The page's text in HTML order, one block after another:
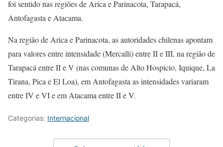
foi sentido nas regiões de Arica e Parinacota, Tarapacá,
Antofagasta e Atacama.
Na região de Arica e Parinacota, as autoridades chilenas apontam
para valores entre intensidade (Mercalli) entre II e III, na região de
Tarapacá entre II e V (nas comunas de Alto Hospicio, Iquique, La
Tirana, Pica e El Loa), em Antofagasta as intensidades variaram
entre IV e VI e em Atacama entre II e V.
Categorias: Internacional